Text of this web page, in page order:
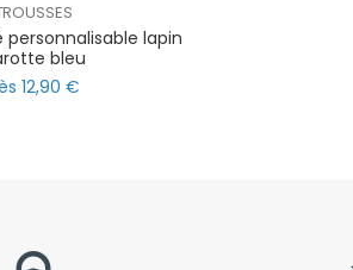
personnalisable lapin
bleu
12,90 €